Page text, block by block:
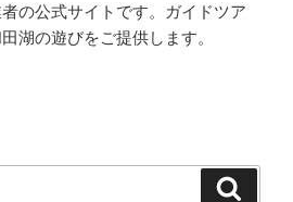
者の公式サイトです。ガイドツア
湖の遊びをご提供します。